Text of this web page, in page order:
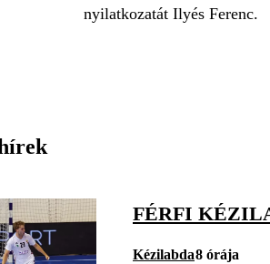
nyilatkozatát Ilyés Ferenc.
FÉRFI
Kézilabda8 órája